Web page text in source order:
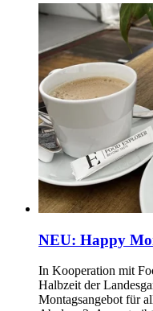
NEU: Happy
In Kooperation mit
Halbzeit der
Montagsangebot für